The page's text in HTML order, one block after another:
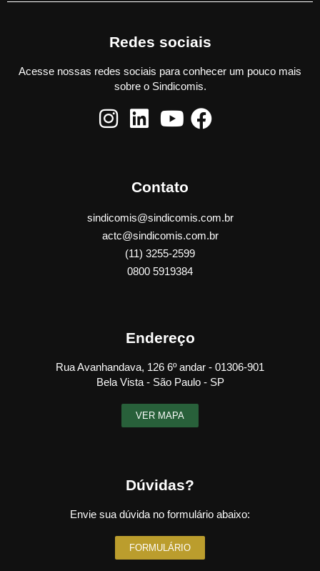
Redes sociais
Acesse nossas redes sociais para conhecer um pouco mais
sobre o Sindicomis.
Contato
sindicomis@sindicomis.com.br
actc@sindicomis.com.br
(11) 3255-2599
0800 5919384
Endereço
Rua Avanhandava, 126 6º andar - 01306-901
Bela Vista - São Paulo - SP
VER MAPA
Dúvidas?
Envie sua dúvida no formulário abaixo:
FORMULÁRIO